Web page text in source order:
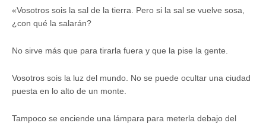
«Vosotros sois la sal de la tierra. Pero si la sal se vuelve sosa,
¿con qué la salarán?
No sirve más que para tirarla fuera y que la pise la gente.
Vosotros sois la luz del mundo. No se puede ocultar una ciudad
puesta en lo alto de un monte.
Tampoco se enciende una lámpara para meterla debajo del